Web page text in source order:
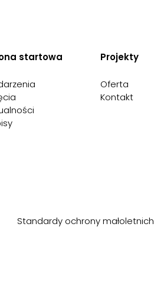
startowa Projekty
Oferta
Kontakt
Standardy ochrony małoletnich